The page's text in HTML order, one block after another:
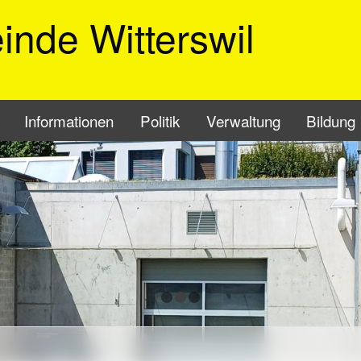
Witterswil
Informationen Politik Verwaltung Bildung